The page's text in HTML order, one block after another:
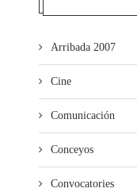
Arribada 2007
Cine
Comunicación
Conceyos
Convocatories